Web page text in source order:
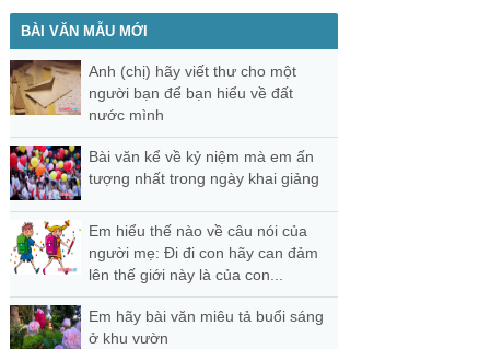
BÀI VĂN MẪU MỚI
Anh (chị) hãy viết thư cho một
người bạn để bạn hiểu về đất
nước mình
Bài văn kể về kỷ niệm mà em ấn
tượng nhất trong ngày khai giảng
Em hiểu thế nào về câu nói của
người mẹ: Đi đi con hãy can đảm
lên thế giới này là của con...
Em hãy bài văn miêu tả buổi sáng
ở khu vườn